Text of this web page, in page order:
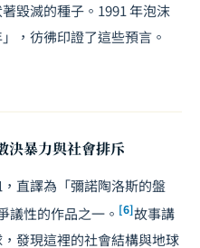
毀滅的種子。1991 年泡沫
，彷彿印證了這些預言。
決暴力與社會排斥
直譯為「彌諾陶洛斯的盤
性的作品之一。 [6]故事講
發現這裡的社會結構與地球